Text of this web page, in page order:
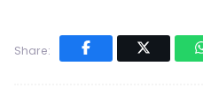
Share: